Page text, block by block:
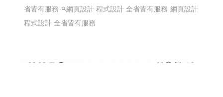
省皆有服務
網頁設計 程式設計 全省皆有服務 網頁設計
程式設計 全省皆有服務